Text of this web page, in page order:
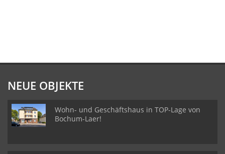
NEUE OBJEKTE
Wohn- und Geschäftshaus in TOP-Lage von
Bochum-Laer!